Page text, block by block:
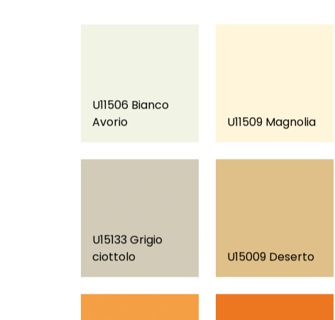
U11506 Bianco
Avorio
U11509 Magnolia
U15133 Grigio
ciottolo
U15009 Deserto